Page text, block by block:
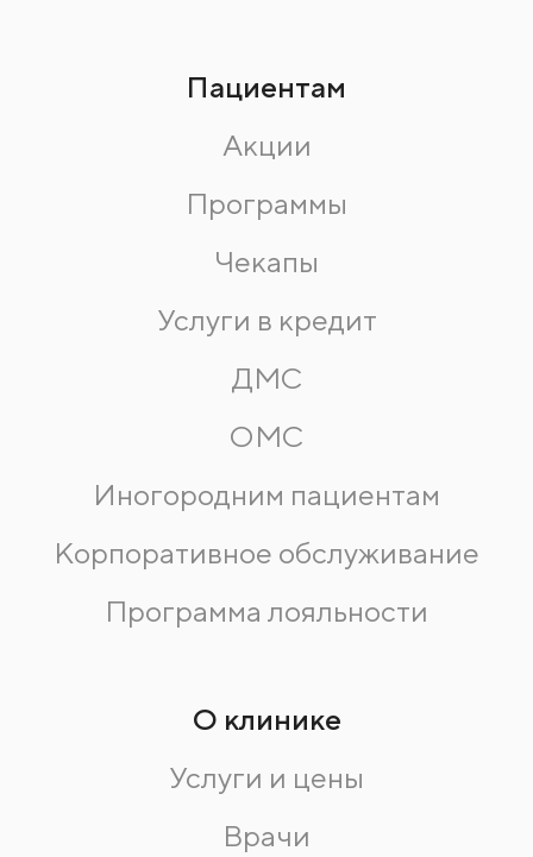
Пациентам
Акции
Программы
Чекапы
Услуги в кредит
ДМС
ОМС
Иногородним пациентам
Корпоративное обслуживание
Программа лояльности
О клинике
Услуги и цены
Врачи